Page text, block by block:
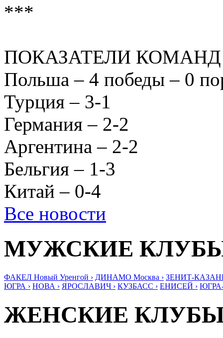
***
ПОКАЗАТЕЛИ
Польша – 4 победы – 0
Турция – 3-1
Германия – 2-2
Аргентина – 2-2
Бельгия – 1-3
Китай – 0-4
Все новости
МУЖСКИЕ
ФАКЕЛ Новый Уренгой › ДИНАМО Москва › ЗЕНИТ-
ЮГРА › НОВА › ЯРОСЛАВИЧ › КУЗБАСС › ЕНИСЕЙ ›
ЖЕНСКИЕ